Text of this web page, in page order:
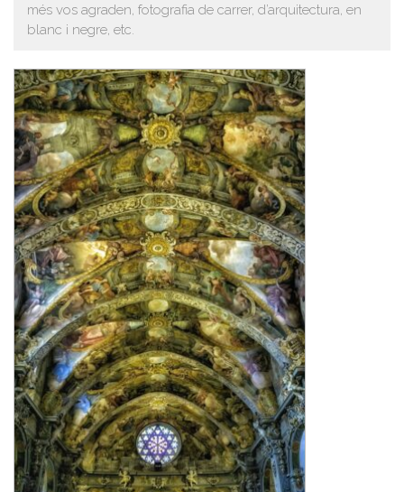
més vos agraden, fotografia de carrer, d’arquitectura, en
blanc i negre, etc.